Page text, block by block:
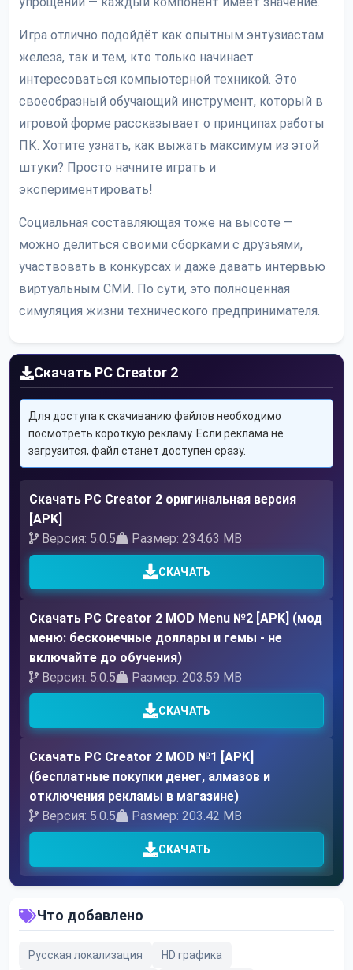
Игра отлично подойдёт как опытным энтузиастам
железа, так и тем, кто только начинает
интересоваться компьютерной техникой. Это
своеобразный обучающий инструмент, который в
игровой форме рассказывает о принципах работы
ПК. Хотите узнать, как выжать максимум из этой
штуки? Просто начните играть и
экспериментировать!
Социальная составляющая тоже на высоте —
можно делиться своими сборками с друзьями,
участвовать в конкурсах и даже давать интервью
виртуальным СМИ. По сути, это полноценная
симуляция жизни технического предпринимателя.
Скачать PC Creator 2
Для доступа к скачиванию файлов необходимо
посмотреть короткую рекламу. Если реклама не
загрузится, файл станет доступен сразу.
Скачать PC Creator 2 оригинальная версия
[APK]
Версия: 5.0.5
Размер: 234.63 MB
СКАЧАТЬ
Скачать PC Creator 2 MOD Menu №2 [APK] (мод
меню: бесконечные доллары и гемы - не
включайте до обучения)
Версия: 5.0.5
Размер: 203.59 MB
СКАЧАТЬ
Скачать PC Creator 2 MOD №1 [APK]
(бесплатные покупки денег, алмазов и
отключения рекламы в магазине)
Версия: 5.0.5
Размер: 203.42 MB
СКАЧАТЬ
Что добавлено
Русская локализация HD графика